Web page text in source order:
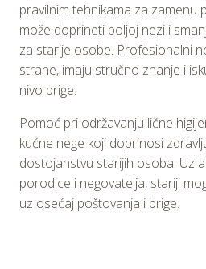
pravilnim tehnikama za zamenu
može doprineti boljoj nezi i
za starije osobe. Profesionalni
strane, imaju stručno znanje i
nivo brige.
Pomoć pri održavanju lične
kućne nege koji doprinosi
dostojanstvu starijih osoba. Uz
porodice i negovatelja, stariji
uz osećaj poštovanja i brige.